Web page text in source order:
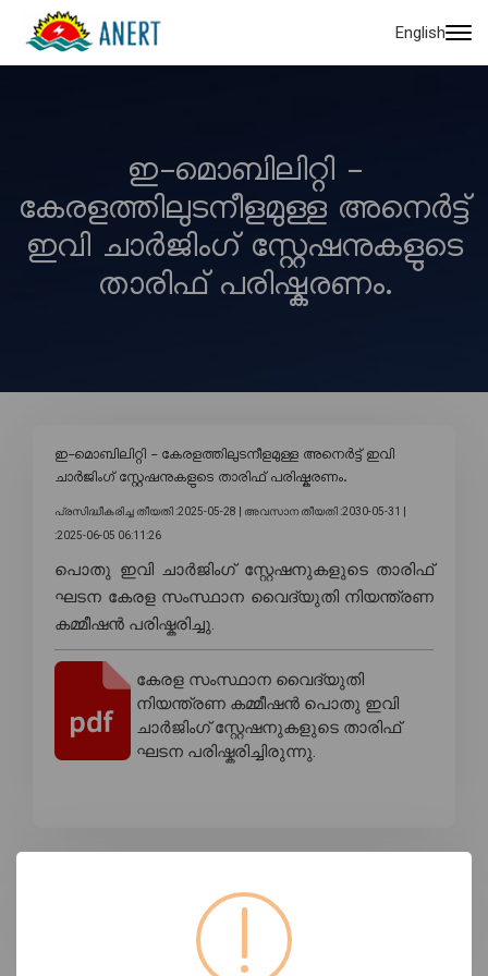
English
ഇ-മൊബിലിറ്റി -
കേരളത്തിലുടനീളമുള്ള അനെർട്ട്
ഇവി ചാർജിംഗ് സ്റ്റേഷനുകളുടെ
താരിഫ് പരിഷ്കരണം.
ഇ-മൊബിലിറ്റി - കേരളത്തിലുടനീളമുള്ള അനെർട്ട് ഇവി
ചാർജിംഗ് സ്റ്റേഷനുകളുടെ താരിഫ് പരിഷ്കരണം.
പ്രസിദ്ധീകരിച്ച തീയതി :2025-05-28 | അവസാന തീയതി :2030-05-31 |
:2025-06-05 06:11:26
പൊതു ഇവി ചാർജിംഗ് സ്റ്റേഷനുകളുടെ താരിഫ്
ഘടന കേരള സംസ്ഥാന വൈദ്യുതി നിയന്ത്രണ
കമ്മീഷൻ പരിഷ്കരിച്ചു.
കേരള സംസ്ഥാന വൈദ്യുതി
നിയന്ത്രണ കമ്മീഷൻ പൊതു ഇവി
ചാർജിംഗ് സ്റ്റേഷനുകളുടെ താരിഫ്
ഘടന പരിഷ്കരിച്ചിരുന്നു.